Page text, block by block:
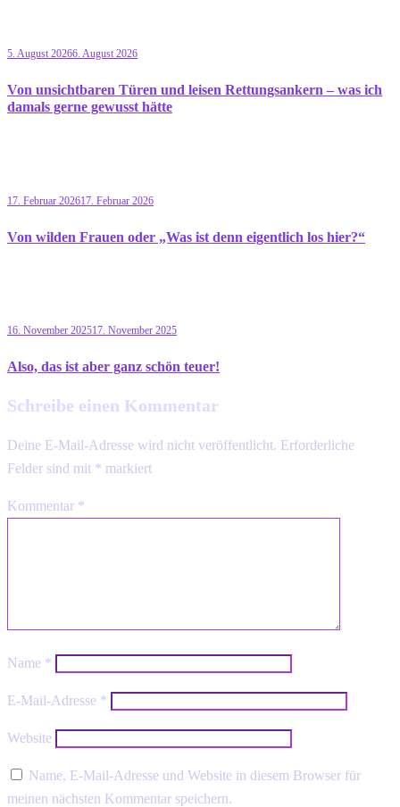
5. August 20266. August 2026
Von unsichtbaren Türen und leisen Rettungsankern – was ich
damals gerne gewusst hätte
17. Februar 202617. Februar 2026
Von wilden Frauen oder „Was ist denn eigentlich los hier?“
16. November 202517. November 2025
Also, das ist aber ganz schön teuer!
Schreibe einen Kommentar
Deine E-Mail-Adresse wird nicht veröffentlicht. Erforderliche
Felder sind mit * markiert
Kommentar *
Name *
E-Mail-Adresse *
Website
Name, E-Mail-Adresse und Website in diesem Browser für
meinen nächsten Kommentar speichern.